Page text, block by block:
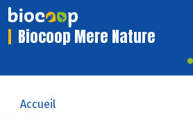
Biocoop Mere Nature
Accueil